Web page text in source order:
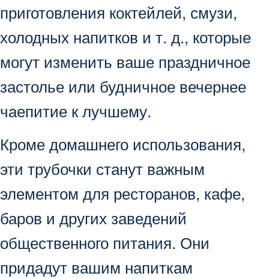
приготовления коктейлей, смузи,
холодных напитков и т. д., которые
могут изменить ваше праздничное
застолье или будничное вечернее
чаепитие к лучшему.
Кроме домашнего использования,
эти трубочки станут важным
элементом для ресторанов, кафе,
баров и других заведений
общественного питания. Они
придадут вашим напиткам